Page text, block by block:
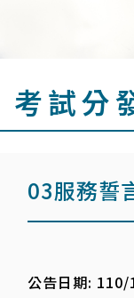
考試分
03服務誓
公告日期: